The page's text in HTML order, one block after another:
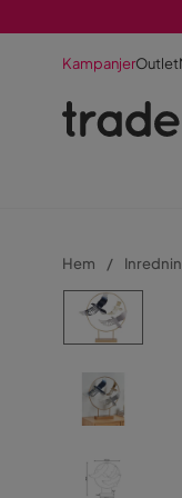
KampanjerOutlet
Hem